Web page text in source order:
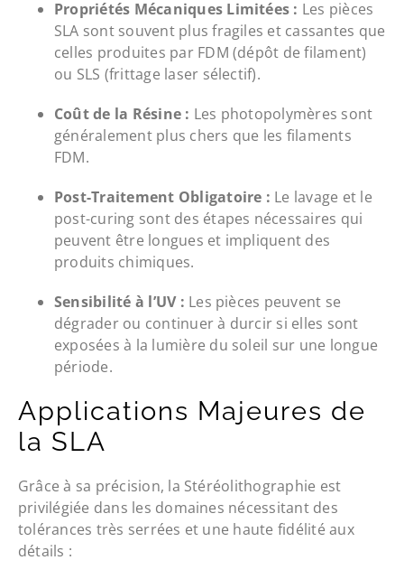
Propriétés Mécaniques Limitées : Les pièces
SLA sont souvent plus fragiles et cassantes que
celles produites par FDM (dépôt de filament)
ou SLS (frittage laser sélectif).
Coût de la Résine : Les photopolymères sont
généralement plus chers que les filaments
FDM.
Post-Traitement Obligatoire : Le lavage et le
post-curing sont des étapes nécessaires qui
peuvent être longues et impliquent des
produits chimiques.
Sensibilité à l’UV : Les pièces peuvent se
dégrader ou continuer à durcir si elles sont
exposées à la lumière du soleil sur une longue
période.
Applications Majeures de
la SLA
Grâce à sa précision, la Stéréolithographie est
privilégiée dans les domaines nécessitant des
tolérances très serrées et une haute fidélité aux
détails :